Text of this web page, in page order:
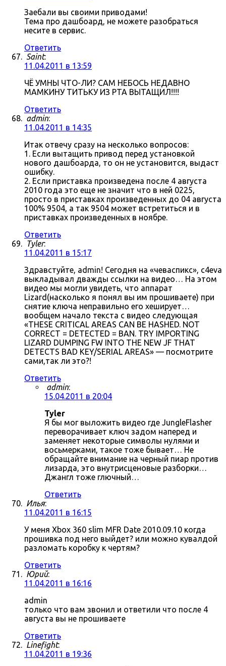
Заебали вы своими приводами!
Тема про дашбоард, не можете разобраться
несите в сервис.
Ответить
Saint:
11.04.2011 в 13:59
ЧЁ УМНЫ ЧТО-ЛИ? САМ НЕБОСЬ НЕДАВНО
МАМКИНУ ТИТЬКУ ИЗ РТА ВЫТАЩИЛ!!!!
Ответить
admin:
11.04.2011 в 14:35
Итак отвечу сразу на несколько вопросов:
1. Если вытащить привод перед установкой
нового дашбоарда, то он не установится, выдаст
ошибку.
2. Если приставка произведена после 4 августа
2010 года это еще не значит что в ней 0225,
просто в приставках произведенных до 04 августа
100% 9504, а так 9504 может встретиться и в
приставках произведенных в ноябре.
Ответить
Tyler:
11.04.2011 в 15:17
Здравстуйте, admin! Сегодня на «чеваспикс», c4eva
выкладывал дважды ссылки на видео… На этом
видео мы могли увидеть, что аппарат
Lizard(насколько я понял вы им прошиваете) при
снятие ключа неправильно его хеширует…
вообщем начало текста с видео следующая
«THESE CRITICAL AREAS CAN BE HASHED. NOT
CORRECT = DETECTED = BAN. TRY IMPORTING
LIZARD DUMPING FW INTO THE NEW JF THAT
DETECTS BAD KEY/SERIAL AREAS» — посмотрите
сами,так ли это?!
Ответить
admin:
15.04.2011 в 20:04
Tyler
Я бы мог выложить видео где JungleFlasher
переворачивает ключ задом наперед и
заменяет некоторые символы нулями и
восьмерками, такое тоже бывает… Не
обращайте внимание на черный пиар против
лизарда, это внутрисценовые разборки…
Джангл тоже глючный…
Ответить
Илья:
11.04.2011 в 16:15
У меня Xbox 360 slim MFR Date 2010.09.10 когда
прошивка под него выйдет? или можно кувалдой
разломать коробку к чертям?
Ответить
Юрий:
11.04.2011 в 16:16
admin
только что вам звонил и ответили что после 4
августа вы не прошиваете
Ответить
Linefight:
11.04.2011 в 19:36